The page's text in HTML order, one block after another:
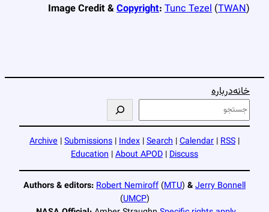
Image Credit &Copyright:Tunc Tezel(TWAN)
خانهدرباره
ج
س
و
Archive |Submissions |Index |Search |Calendar |RSS |
Education |About APOD |Discuss
Authors & editors:Robert Nemiroff (MTU) &Jerry Bonnell
(UMCP)